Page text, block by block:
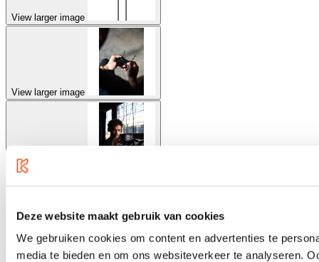
Deze website maakt gebruik van cookies
We gebruiken cookies om content en advertenties te
media te bieden en om ons websiteverkeer te analyseren.
View larger image
View larger image
View larger image
View larger image